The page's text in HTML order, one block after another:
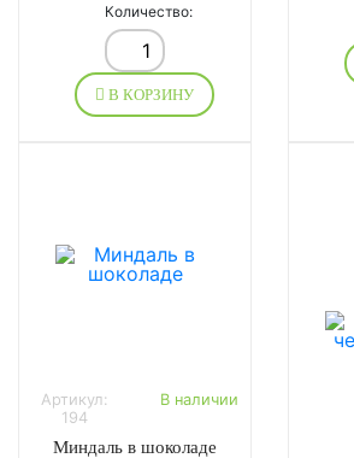
Количество:
В КОРЗИНУ
Артикул:
194
В наличии
Миндаль в шоколаде